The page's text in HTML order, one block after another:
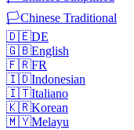
🏳️Chinese Traditional
🇩🇪DE
🇬🇧English
🇫🇷FR
🇮🇩Indonesian
🇮🇹Italiano
🇰🇷Korean
🇲🇾Melayu